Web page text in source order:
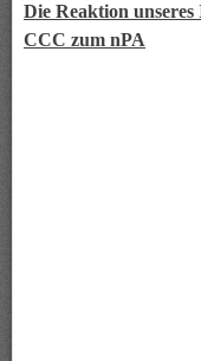
Die Reaktion
CCC zum nPA